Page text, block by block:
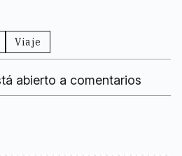
Viaje
abierto a comentarios